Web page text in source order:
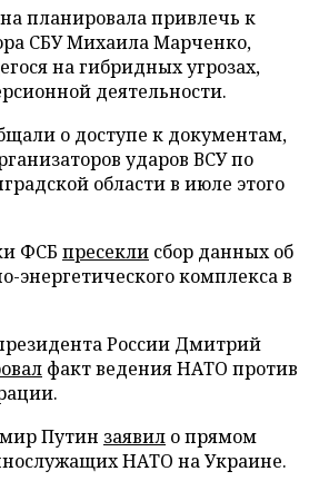
планировала привлечь к
СБУ Михаила Марченко,
на гибридных угрозах,
деятельности.
о доступе к документам,
ударов ВСУ по
области в июле этого
ФСБ пресекли сбор данных об
энергетического комплекса в
России Дмитрий
факт ведения НАТО против
Путин заявил о прямом
НАТО на Украине.